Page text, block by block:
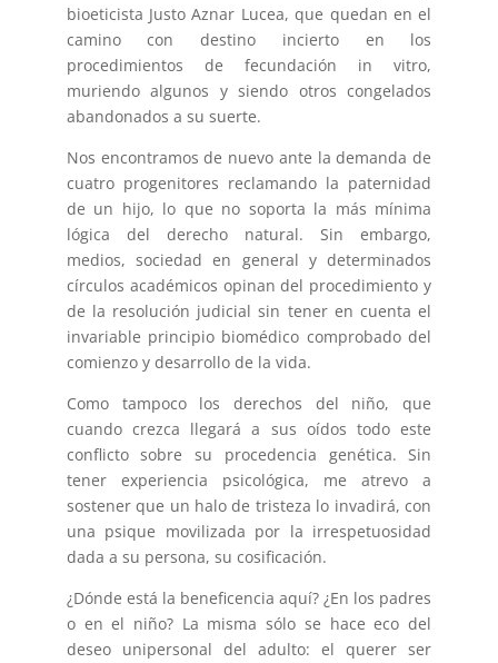
bioeticista Justo Aznar Lucea, que quedan en el
camino con destino incierto en los
procedimientos de fecundación in vitro,
muriendo algunos y siendo otros congelados
abandonados a su suerte.
Nos encontramos de nuevo ante la demanda de
cuatro progenitores reclamando la paternidad
de un hijo, lo que no soporta la más mínima
lógica del derecho natural. Sin embargo,
medios, sociedad en general y determinados
círculos académicos opinan del procedimiento y
de la resolución judicial sin tener en cuenta el
invariable principio biomédico comprobado del
comienzo y desarrollo de la vida.
Como tampoco los derechos del niño, que
cuando crezca llegará a sus oídos todo este
conflicto sobre su procedencia genética. Sin
tener experiencia psicológica, me atrevo a
sostener que un halo de tristeza lo invadirá, con
una psique movilizada por la irrespetuosidad
dada a su persona, su cosificación.
¿Dónde está la beneficencia aquí? ¿En los padres
o en el niño? La misma sólo se hace eco del
deseo unipersonal del adulto: el querer ser